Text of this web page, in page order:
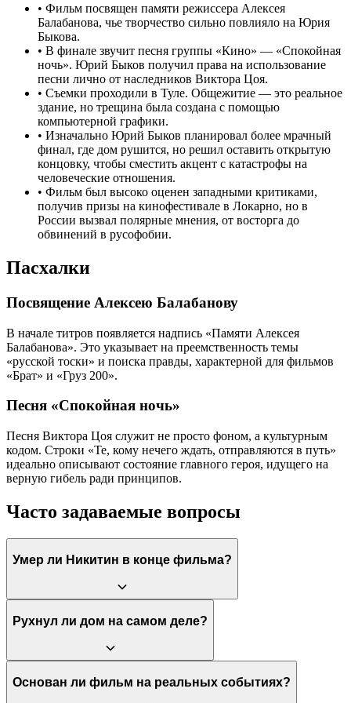
• Фильм посвящен памяти режиссера Алексея
Балабанова, чье творчество сильно повлияло на Юрия
Быкова.
• В финале звучит песня группы «Кино» — «Спокойная
ночь». Юрий Быков получил права на использование
песни лично от наследников Виктора Цоя.
• Съемки проходили в Туле. Общежитие — это реальное
здание, но трещина была создана с помощью
компьютерной графики.
• Изначально Юрий Быков планировал более мрачный
финал, где дом рушится, но решил оставить открытую
концовку, чтобы сместить акцент с катастрофы на
человеческие отношения.
• Фильм был высоко оценен западными критиками,
получив призы на кинофестивале в Локарно, но в
России вызвал полярные мнения, от восторга до
обвинений в русофобии.
Пасхалки
Посвящение Алексею Балабанову
В начале титров появляется надпись «Памяти Алексея
Балабанова». Это указывает на преемственность темы
«русской тоски» и поиска правды, характерной для фильмов
«Брат» и «Груз 200».
Песня «Спокойная ночь»
Песня Виктора Цоя служит не просто фоном, а культурным
кодом. Строки «Те, кому нечего ждать, отправляются в путь»
идеально описывают состояние главного героя, идущего на
верную гибель ради принципов.
Часто задаваемые вопросы
Умер ли Никитин в конце фильма?
Финал остается открытым. Никитин лежит неподвижно в
Быков в интервью намекал, что шансов выжить у героя мало,
но прямо не показал смерть, оставляя зрителю право на
интерпретацию.
Рухнул ли дом на самом деле?
В фильме дом остается стоять в финальном кадре. Однако
Основан ли фильм на реальных событиях?